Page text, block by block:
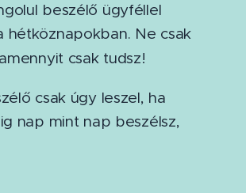
beszélő ügyféllel
Ne csak
amennyit csak tudsz!
csak úgy leszel, ha
nap mint nap beszélsz,